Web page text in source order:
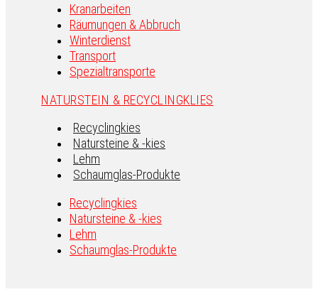
Kranarbeiten
Räumungen & Abbruch
Winterdienst
Transport
Spezialtransporte
NATURSTEIN & RECYCLINGKLIES
Recyclingkies
Natursteine & -kies
Lehm
Schaumglas-Produkte
Recyclingkies
Natursteine & -kies
Lehm
Schaumglas-Produkte